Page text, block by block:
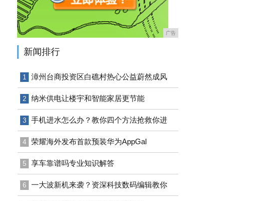
广告
新闻排行
1 漳州台商投资区白礁村热心公益蔚然成风
2 纳米供电让楼宇和智能家居更节能
3 手机进水怎么办？教你四个方法抢救你进
4 荣耀海外发布首款预装华为AppGal
5 享车靠谱吗专业知识解答
6 一大波新机来袭？资深科技数码编辑教你